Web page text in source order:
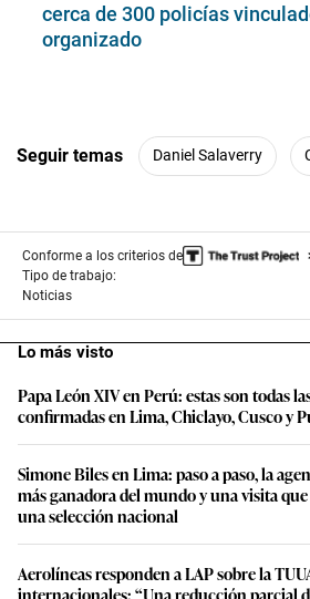
cerca de 300 policías
organizado
Seguir temas Daniel Salaverry
Conforme a los criterios de
Tipo de trabajo:
Noticias
Lo más visto
Papa León XIV en Perú: estas son todas
confirmadas en Lima, Chiclayo, Cusco y
Simone Biles en Lima: paso a paso, la
más ganadora del mundo y una visita
una selección nacional
Aerolíneas responden a LAP sobre la
internacionales: “Una reducción parcial